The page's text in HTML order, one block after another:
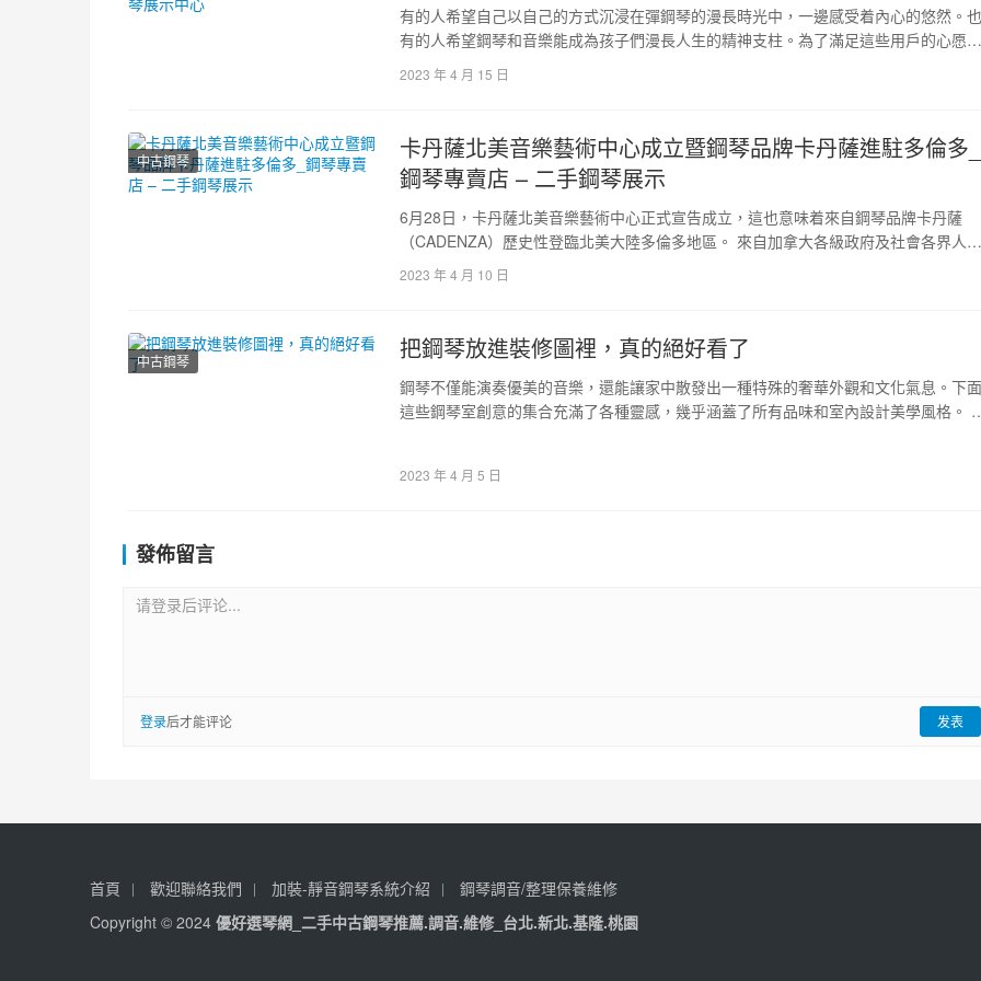
有的人希望自己以自己的方式沉浸在彈鋼琴的漫長時光中，一邊感受着內心的悠然。也
有的人希望鋼琴和音樂能成為孩子們漫長人生的精神支柱。為了滿足這些用戶的心愿，
我們一直在追求不拘一格的時間…
2023 年 4 月 15 日
中古鋼琴
卡丹薩北美音樂藝術中心成立暨鋼琴品牌卡丹薩進駐多倫多_
鋼琴專賣店 – 二手鋼琴展示
6月28日，卡丹薩北美音樂藝術中心正式宣告成立，這也意味着來自鋼琴品牌卡丹薩
（CADENZA）歷史性登臨北美大陸多倫多地區。 來自加拿大各級政府及社會各界人士
和媒體近百人嘉賓出席了…
2023 年 4 月 10 日
中古鋼琴 把鋼琴放進裝修圖裡，真的絕好看了
鋼琴不僅能演奏優美的音樂，還能讓家中散發出一種特殊的奢華外觀和文化氣息。下面
這些鋼琴室創意的集合充滿了各種靈感，幾乎涵蓋了所有品味和室內設計美學風格。
2023 年 4 月 5 日
發佈留言
请登录后评论...
登录后才能评论 发表
首頁 歡迎聯絡我們 加裝-靜音鋼琴系統介紹
鋼琴調音/整理保養維修
Copyright © 2024 優好選琴網_二手中古鋼琴推薦.調音.維修_台北.新北.基隆.桃園